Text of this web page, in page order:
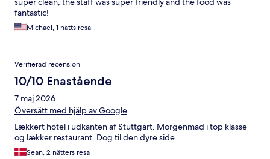
fantastic!
Michael, 1 natts resa
Verifierad recension
10/10 Enastående
7 maj 2026
Översätt med hjälp av Google
Lækkert hotel i udkanten af Stuttgart. Morgenmad i top klasse
og lækker restaurant. Dog til den dyre side.
Sean, 2 nätters resa